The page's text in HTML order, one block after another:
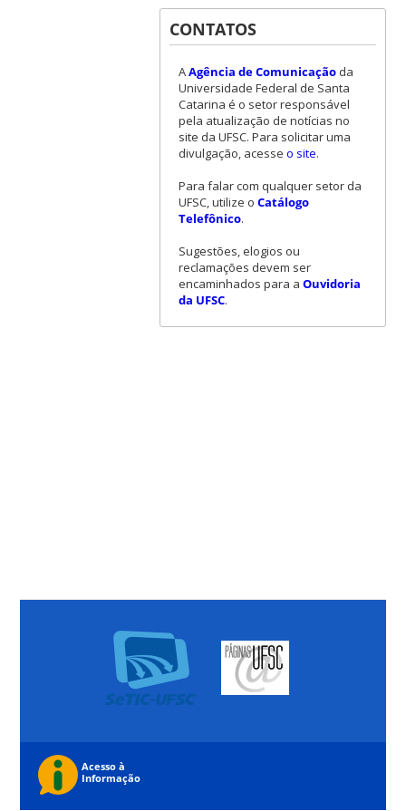
CONTATOS
AAgência de Comunicaçãoda
Universidade Federal de Santa
Catarina é o setor responsável
pela atualização de notícias no
site da UFSC. Para solicitar uma
divulgação, acesse o site.
Para falar com qualquer setor da
UFSC, utilize o Catálogo
Telefônico.
Sugestões, elogios ou
reclamações devem ser
encaminhados para a Ouvidoria
da UFSC.